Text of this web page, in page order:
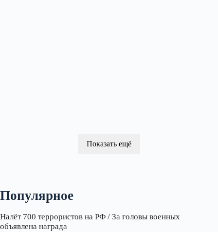
Показать ещё
Популярное
Налёт 700 террористов на РФ / За головы военных
объявлена награда